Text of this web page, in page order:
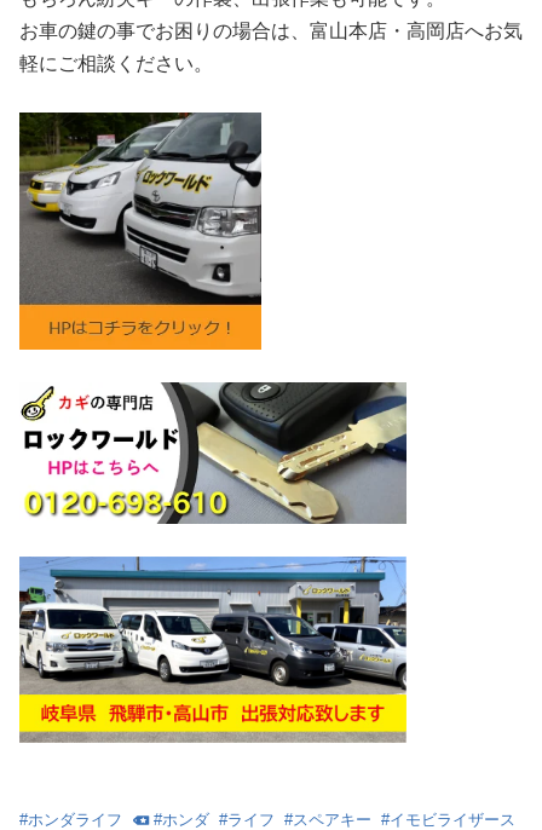
お車の鍵の事でお困りの場合は、富山本店・高岡店へお気
軽にご相談ください。
#ホンダライフ #ホンダ #ライフ #スペアキー #イモビライザース